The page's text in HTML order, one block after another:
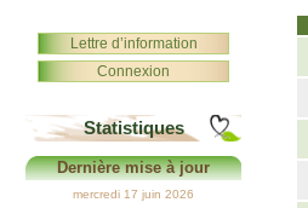
Lettre d’information
Connexion
Statistiques
Dernière mise à jour
mercredi 17 juin 2026